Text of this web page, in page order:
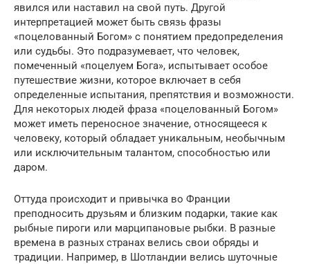
явился или наставил на свой путь. Другой
интерпретацией может быть связь фразы
«поцелованный Богом» с понятием предопределения
или судьбы. Это подразумевает, что человек,
помеченный «поцелуем Бога», испытывает особое
путешествие жизни, которое включает в себя
определенные испытания, препятствия и возможности.
Для некоторых людей фраза «поцелованный Богом»
может иметь переносное значение, относящееся к
человеку, который обладает уникальным, необычным
или исключительным талантом, способностью или
даром.
Оттуда происходит и привычка во Франции
преподносить друзьям и близким подарки, такие как
рыбные пироги или марципановые рыбки. В разные
времена в разных странах велись свои обряды и
традиции. Например, в Шотландии велись шуточные